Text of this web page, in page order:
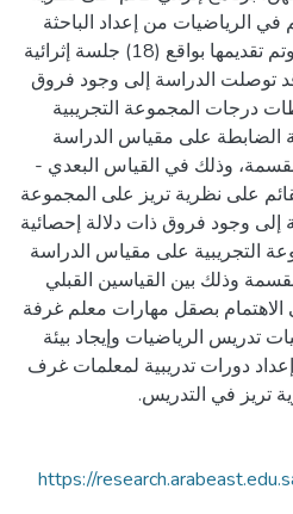
الرياضيات من إعداد الباحثة
والذي تكون من (20) جلسة، وتم تقديمها بواقع (18) جلسة إثرائية
توصلت الدراسة إلى وجود فروق
درجات المجموعة التجريبية
على مقياس الدراسة
وذلك في القياس البعدي -
على نظرية تريز على المجموعة
إلى وجود فروق ذات دلالة إحصائية
التجريبية على مقياس الدراسة
وذلك بين القياسين القبلي
الاهتمام بصقل مهارات معلم غرفة
تدريس الرياضيات وإيجاد بيئة
دورات تدريبية لمعلمات غرف
تريز في التدريس.
https://